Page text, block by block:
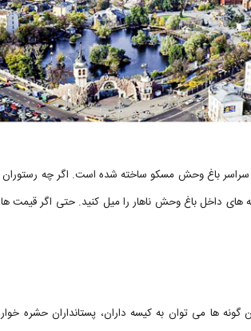
سراسر باغ وحش مسکو ساخته شده است. اگر چه رستوران
داخل باغ وحش ناهار را میل کنید. حتی اگر قیمت
ها می توان به کیسه داران، پستانداران حشره